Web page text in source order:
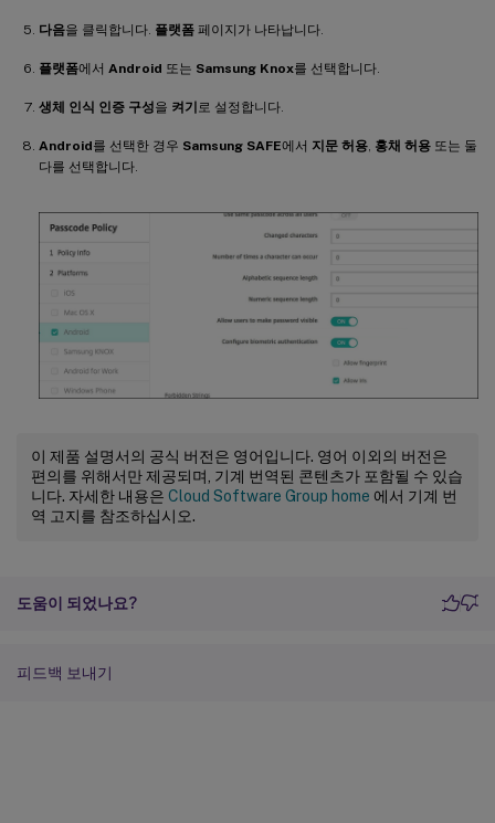
다음을 클릭합니다. 플랫폼 페이지가 나타납니다.
플랫폼에서 Android 또는 Samsung Knox를 선택합니다.
생체 인식 인증 구성을 켜기 로 설정합니다.
Android를 선택한 경우 Samsung SAFE에서 지문 허용 홍채 허용 또는 둘
다를 선택합니다.
이 제품 설명서의 공식 버전은 영어입니다. 영어 이외의 버전은
편의를 위해서만 제공되며, 기계 번역된 콘텐츠가 포함될 수 있습
니다. 자세한 내용은 Cloud Software Group home 에서 기계 번
역 고지를 참조하십시오.
도움이 되었나요?
피드백 보내기